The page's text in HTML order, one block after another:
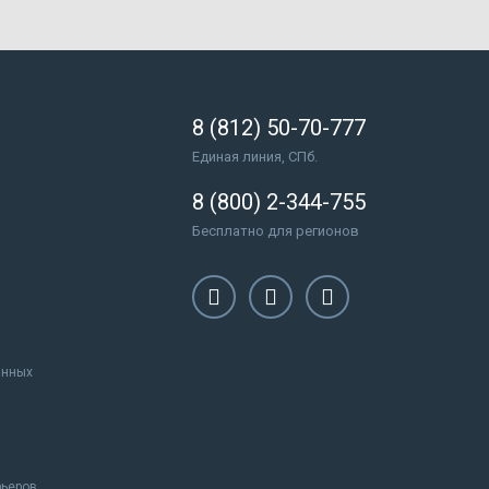
8 (812) 50-70-777
Единая линия, СПб.
8 (800) 2-344-755
Бесплатно для регионов